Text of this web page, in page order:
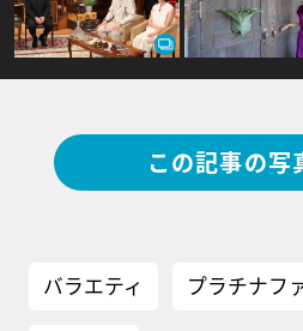
この記事の写
バラエティ プラチナフ